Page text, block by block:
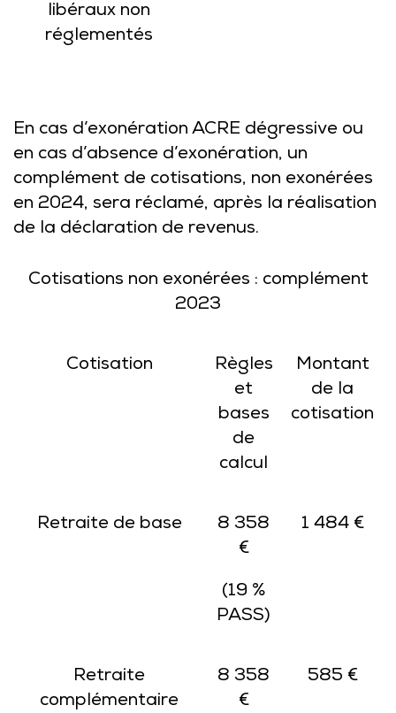
libéraux non
réglementés
En cas d’exonération ACRE dégressive ou
en cas d’absence d’exonération, un
complément de cotisations, non exonérées
en 2024, sera réclamé, après la réalisation
de la déclaration de revenus.
Cotisations non exonérées : complément
2023
Cotisation
Règles
et
bases
de
calcul
Montant
de la
cotisation
Retraite de base
8 358
€
(19 %
PASS)
1 484 €
Retraite
complémentaire
8 358
€
585 €